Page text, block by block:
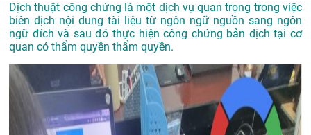
Dịch thuật công chứng là một dịch vụ quan trọng trong việc
biên dịch nội dung tài liệu từ ngôn ngữ nguồn sang ngôn
ngữ đích và sau đó thực hiện công chứng bản dịch tại cơ
quan có thẩm quyền thẩm quyền.